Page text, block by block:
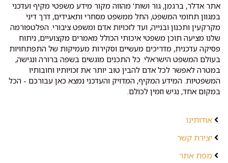
אתר אדלר, ברגמן, גור ושות' מהווה מקור מידע משפטי מקיף ועדכני
במגוון תחומי המשפט, החל ממשפט מסחרי ותאגידים, דרך דיני
מקרקעין ותכנון ובנייה, ועד לזכויות אדם ומשפט ציבורי. הפלטפורמה
שלנו מציעה תוכן משפטי איכותי הכולל מאמרים מקצועיים, ניתוח
פסיקה עדכנית, מדריכים מעשיים וסקירות מעמיקות של התפתחויות
בעולם המשפט הישראלי. כל התכנים מוגשים בשפה ברורה ונגישה,
במטרה לאפשר לכל אדם להבין טוב יותר את זכויותיו וחובותיו
המשפטיות. המידע המקיף, המדויק והעדכני נמצא כאן עבורכם - הכל
במקום אחד, נגיש וזמין לכולם.
אודותינו
יצירת קשר
מפת אתר